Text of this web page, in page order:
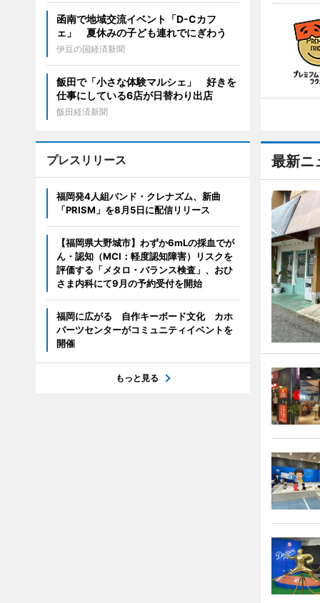
最新ニ
函南で地域交流イベント「D-Cカフ
ェ」 夏休みの子ども連れでにぎわう
伊豆の国経済新聞
飯田で「小さな体験マルシェ」 好きを
仕事にしている6店が日替わり出店
飯田経済新聞
プレスリリース
福岡発4人組バンド・クレナズム、新曲
「PRISM」を8月5日に配信リリース
【福岡県大野城市】わずか6mLの採血でが
ん・認知（MCI：軽度認知障害）リスクを
評価する「メタロ・バランス検査」、おひ
さま内科にて9月の予約受付を開始
福岡に広がる 自作キーボード文化 カホ
パーツセンターがコミュニティイベントを
開催
もっと見る